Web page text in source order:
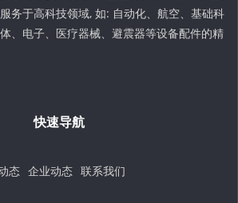
务于高科技领域, 如: 自动化、航空、基础科
、电子、医疗器械、避震器等设备配件的精
快速导航
态 企业动态 联系我们